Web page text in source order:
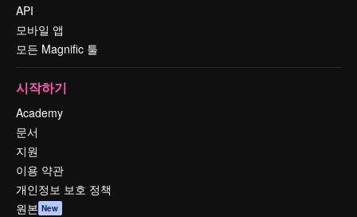
API
모바일 앱
모든 Magnific 툴
시작하기
Academy
문서
지원
이용 약관
개인정보 보호 정책
원본 New